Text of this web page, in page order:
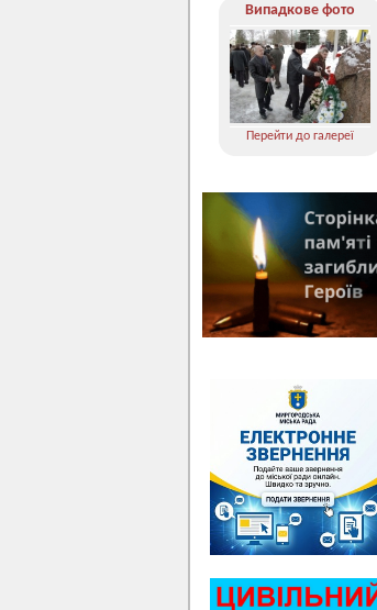
Випадкове фото
Перейти до галереї